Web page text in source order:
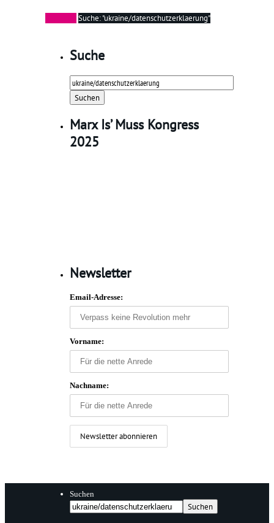
Suche: "ukraine/datenschutzerklaerung"
Suche
Suchen
nach:
Marx Is’ Muss Kongress
2025
Newsletter
Email-Adresse:
Vorname:
Nachname:
Suchen
Suchen